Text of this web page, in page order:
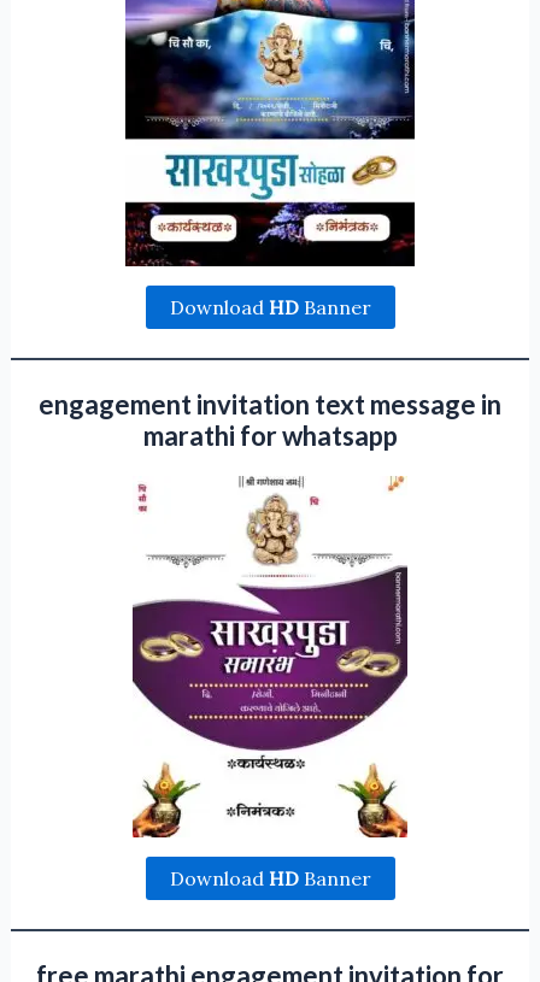
Download HDBanner
engagement invitation text message in
marathi for whatsapp
Download HDBanner
free marathi engagement invitation for